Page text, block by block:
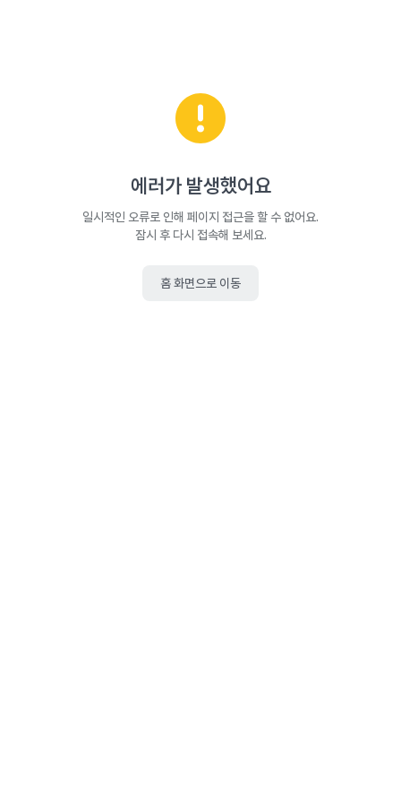
에러가 발생했어요
일시적인 오류로 인해 페이지 접근을 할 수 없어요.
잠시 후 다시 접속해 보세요.
홈 화면으로 이동